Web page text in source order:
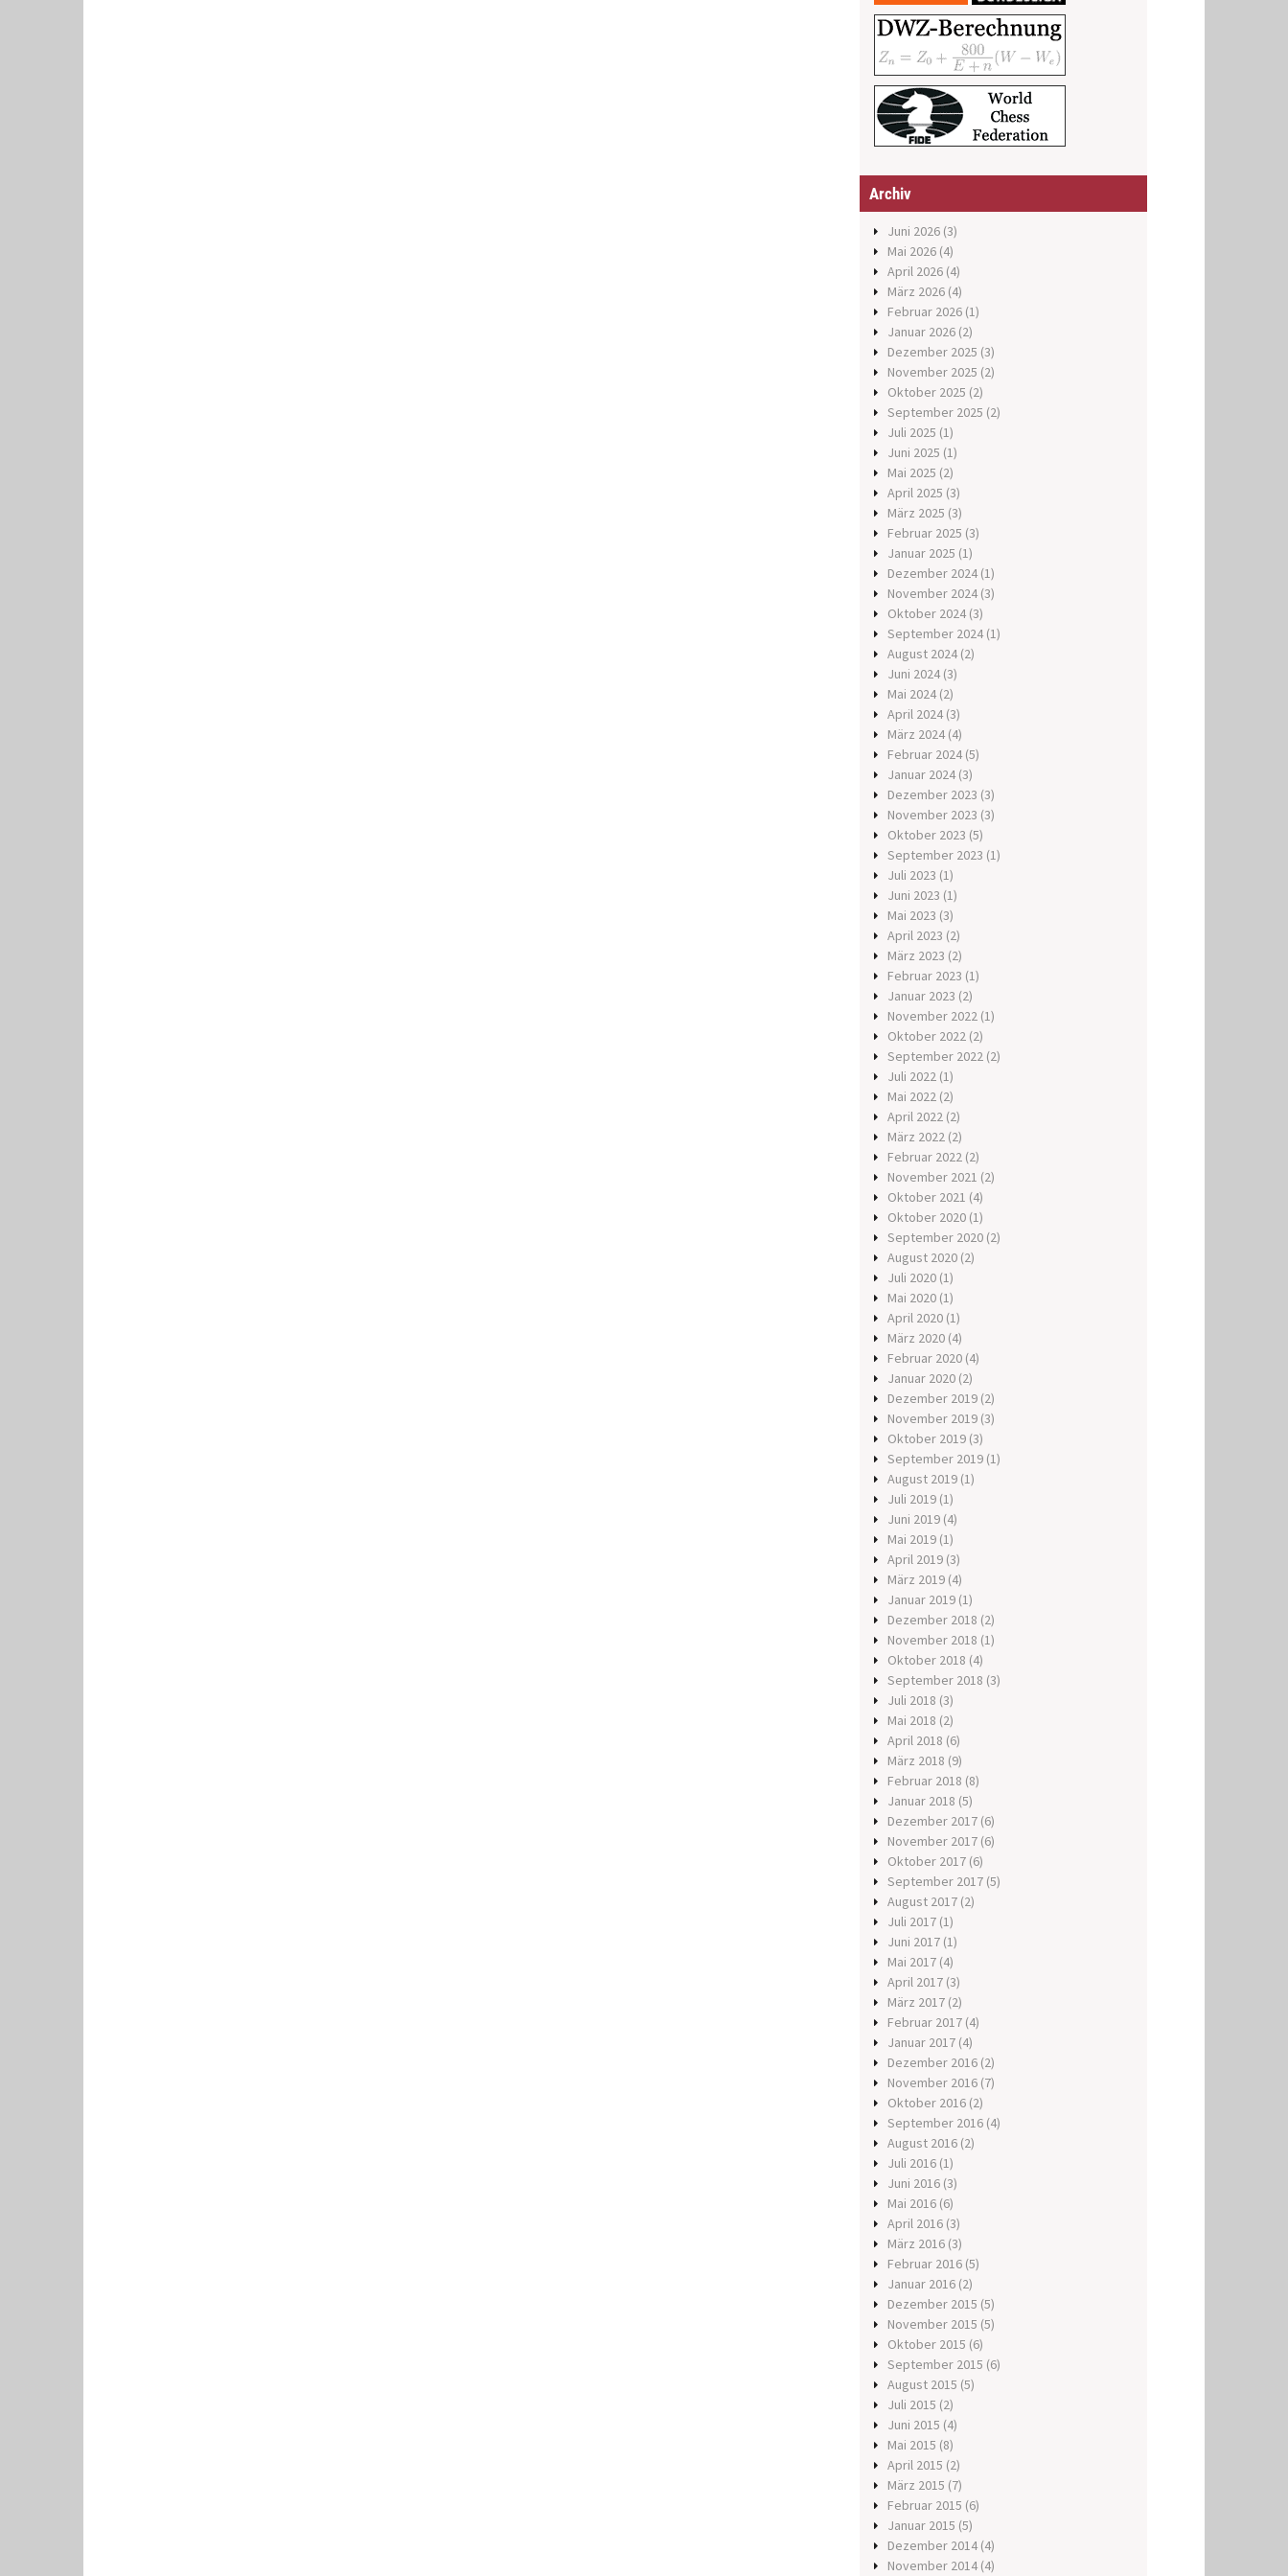
Archiv
Juni 2026 (3)
Mai 2026 (4)
April 2026 (4)
März 2026 (4)
Februar 2026 (1)
Januar 2026 (2)
Dezember 2025 (3)
November 2025 (2)
Oktober 2025 (2)
September 2025 (2)
Juli 2025 (1)
Juni 2025 (1)
Mai 2025 (2)
April 2025 (3)
März 2025 (3)
Februar 2025 (3)
Januar 2025 (1)
Dezember 2024 (1)
November 2024 (3)
Oktober 2024 (3)
September 2024 (1)
August 2024 (2)
Juni 2024 (3)
Mai 2024 (2)
April 2024 (3)
März 2024 (4)
Februar 2024 (5)
Januar 2024 (3)
Dezember 2023 (3)
November 2023 (3)
Oktober 2023 (5)
September 2023 (1)
Juli 2023 (1)
Juni 2023 (1)
Mai 2023 (3)
April 2023 (2)
März 2023 (2)
Februar 2023 (1)
Januar 2023 (2)
November 2022 (1)
Oktober 2022 (2)
September 2022 (2)
Juli 2022 (1)
Mai 2022 (2)
April 2022 (2)
März 2022 (2)
Februar 2022 (2)
November 2021 (2)
Oktober 2021 (4)
Oktober 2020 (1)
September 2020 (2)
August 2020 (2)
Juli 2020 (1)
Mai 2020 (1)
April 2020 (1)
März 2020 (4)
Februar 2020 (4)
Januar 2020 (2)
Dezember 2019 (2)
November 2019 (3)
Oktober 2019 (3)
September 2019 (1)
August 2019 (1)
Juli 2019 (1)
Juni 2019 (4)
Mai 2019 (1)
April 2019 (3)
März 2019 (4)
Januar 2019 (1)
Dezember 2018 (2)
November 2018 (1)
Oktober 2018 (4)
September 2018 (3)
Juli 2018 (3)
Mai 2018 (2)
April 2018 (6)
März 2018 (9)
Februar 2018 (8)
Januar 2018 (5)
Dezember 2017 (6)
November 2017 (6)
Oktober 2017 (6)
September 2017 (5)
August 2017 (2)
Juli 2017 (1)
Juni 2017 (1)
Mai 2017 (4)
April 2017 (3)
März 2017 (2)
Februar 2017 (4)
Januar 2017 (4)
Dezember 2016 (2)
November 2016 (7)
Oktober 2016 (2)
September 2016 (4)
August 2016 (2)
Juli 2016 (1)
Juni 2016 (3)
Mai 2016 (6)
April 2016 (3)
März 2016 (3)
Februar 2016 (5)
Januar 2016 (2)
Dezember 2015 (5)
November 2015 (5)
Oktober 2015 (6)
September 2015 (6)
August 2015 (5)
Juli 2015 (2)
Juni 2015 (4)
Mai 2015 (8)
April 2015 (2)
März 2015 (7)
Februar 2015 (6)
Januar 2015 (5)
Dezember 2014 (4)
November 2014 (4)